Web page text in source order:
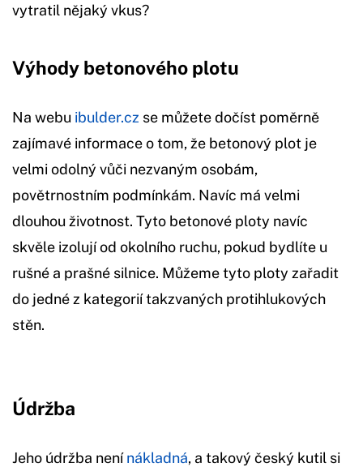
vytratil nějaký vkus?
Výhody betonového plotu
Na webu ibulder.cz se můžete dočíst poměrně
zajímavé informace o tom, že betonový plot je
velmi odolný vůči nezvaným osobám,
povětrnostním podmínkám. Navíc má velmi
dlouhou životnost. Tyto betonové ploty navíc
skvěle izolují od okolního ruchu, pokud bydlíte u
rušné a prašné silnice. Můžeme tyto ploty zařadit
do jedné z kategorií takzvaných protihlukových
stěn.
Údržba
Jeho údržba nenínákladná, a takový český kutil si